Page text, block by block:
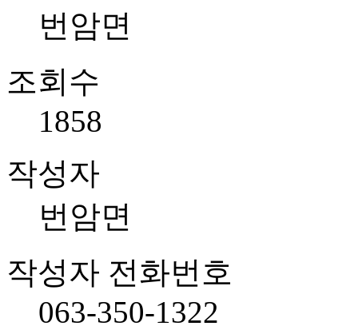
번암면
조회수
1858
작성자
번암면
작성자 전화번호
063-350-1322